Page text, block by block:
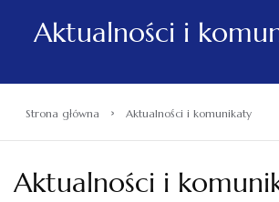
Aktualności i
Strona główna › Aktualności i komunikaty
Aktualności i